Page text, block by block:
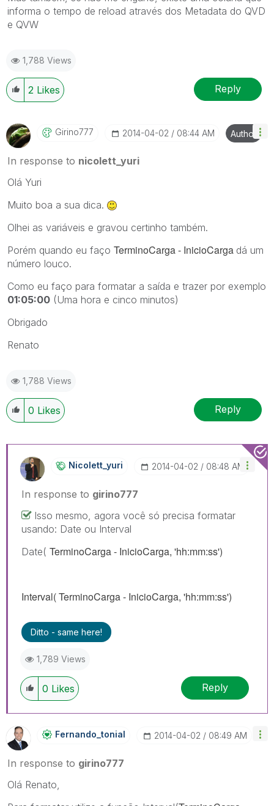
informa o tempo de reload através dos Metadata do QVD
e QVW
1,788 Views
2 Likes Reply
Girino777 ‎2014-04-02 08:44 AM Author
In response to nicolett_yuri
Olá Yuri
Muito boa a sua dica.
Olhei as variáveis e gravou certinho também.
Porém quando eu faço TerminoCarga - InicioCarga dá um
número louco.
Como eu faço para formatar a saída e trazer por exemplo
01:05:00 (Uma hora e cinco minutos)
Obrigado
Renato
1,788 Views
0 Likes Reply
Nicolett_yuri ‎2014-04-02 08:48 AM
In response to girino777
Isso mesmo, agora você só precisa formatar
usando: Date ou Interval
Date( TerminoCarga - InicioCarga, 'hh:mm:ss')
Interval(TerminoCarga - InicioCarga, 'hh:mm:ss')
Ditto - same here!
1,789 Views
0 Likes Reply
Fernando_tonial ‎2014-04-02 08:49 AM
In response to girino777
Olá Renato,